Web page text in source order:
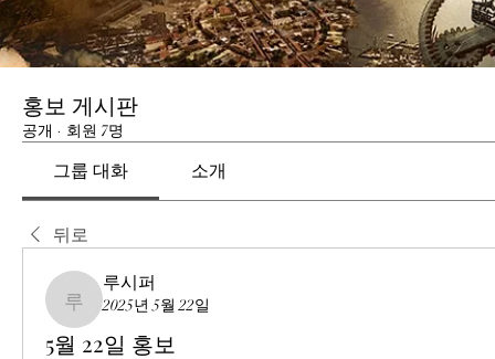
홍보 게시판
공개 · 회원 7명
그룹 대화 소개
뒤로
루시퍼
루시퍼
2025년 5월 22일
5월 22일 홍보